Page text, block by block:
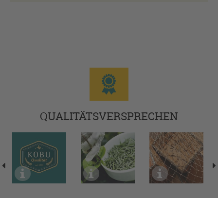
QUALITÄTSVERSPRECHEN